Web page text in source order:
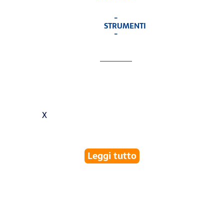
-
STRUMENTI
-
X
Leggi tutto